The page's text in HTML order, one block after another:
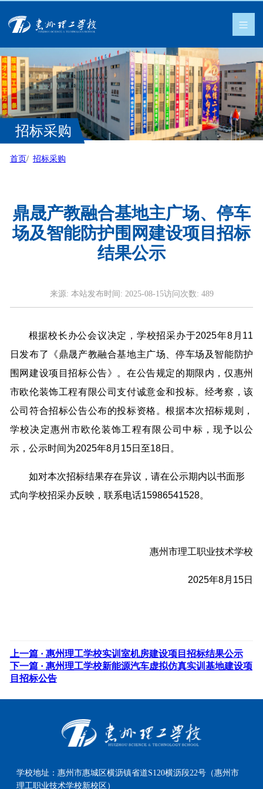
招标采购
首页 招标采购
鼎晟产教融合基地主广场、停车
场及智能防护围网建设项目招标
结果公示
来源: 本站发布时间: 2025-08-15访问次数: 489
根据校长办公会议决定，学校招采办于2025年8月11
日发布了《鼎晟产教融合基地主广场、停车场及智能防护
围网建设项目招标公告》。在公告规定的期限内，仅惠州
市欧伦装饰工程有限公司支付诚意金和投标。经考察，该
公司符合招标公告公布的投标资格。根据本次招标规则，
学校决定惠州市欧伦装饰工程有限公司中标，现予以公
示，公示时间为2025年8月15日至18日。
如对本次招标结果存在异议，请在公示期内以书面形
式向学校招采办反映，联系电话15986541528。
惠州市理工职业技术学校
2025年8月15日
上一篇 · 惠州理工学校实训室机房建设项目招标结果公示
下一篇 · 惠州理工学校新能源汽车虚拟仿真实训基地建设项
目招标公告
学校地址：惠州市惠城区横沥镇省道S120横沥段22号（惠州市
理工职业技术学校新校区）